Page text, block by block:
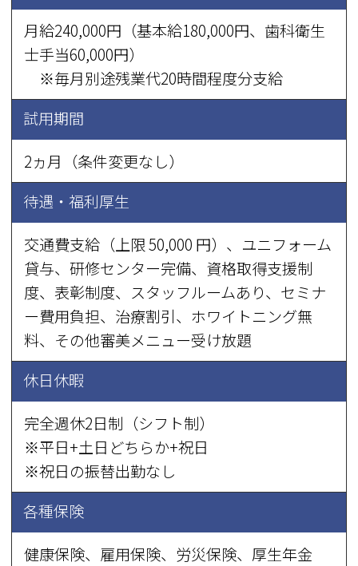
月給240,000円（基本給180,000円、歯科衛生
士手当60,000円）
※毎月別途残業代20時間程度分支給
試用期間
2ヵ月（条件変更なし）
待遇・福利厚生
交通費支給（上限 50,000 円）、ユニフォーム
貸与、研修センター完備、資格取得支援制
度、表彰制度、スタッフルームあり、セミナ
ー費用負担、治療割引、ホワイトニング無
料、その他審美メニュー受け放題
休日休暇
完全週休2日制（シフト制）
※平日+土日どちらか+祝日
※祝日の振替出勤なし
各種保険
健康保険、雇用保険、労災保険、厚生年金